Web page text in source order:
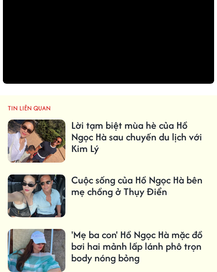
TIN LIÊN QUAN
Lời tạm biệt mùa hè của Hồ
Ngọc Hà sau chuyến du lịch với
Kim Lý
Cuộc sống của Hồ Ngọc Hà bên
mẹ chồng ở Thụy Điển
'Mẹ ba con' Hồ Ngọc Hà mặc đồ
bơi hai mảnh lấp lánh phô trọn
body nóng bỏng